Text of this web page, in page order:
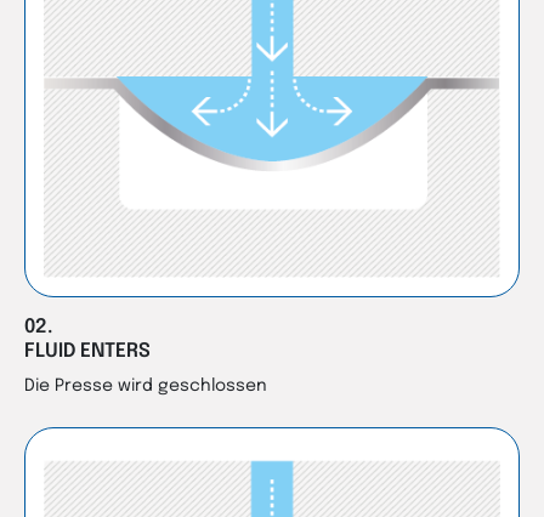
02.
FLUID ENTERS
Die Presse wird geschlossen